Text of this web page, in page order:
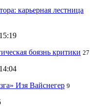
карьерная лестница
боязнь критики 27
Изя Вайснегер 9